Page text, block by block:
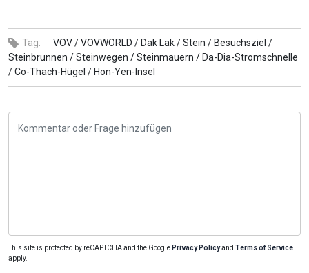
Tag: VOV /VOVWORLD / Dak Lak /Stein / Besuchsziel /
Steinbrunnen /Steinwegen /Steinmauern / Da-Dia-Stromschnelle
/Co-Thach-Hügel / Hon-Yen-Insel
This site is protected by reCAPTCHA and the Google Privacy Policyand Terms of Service
apply.